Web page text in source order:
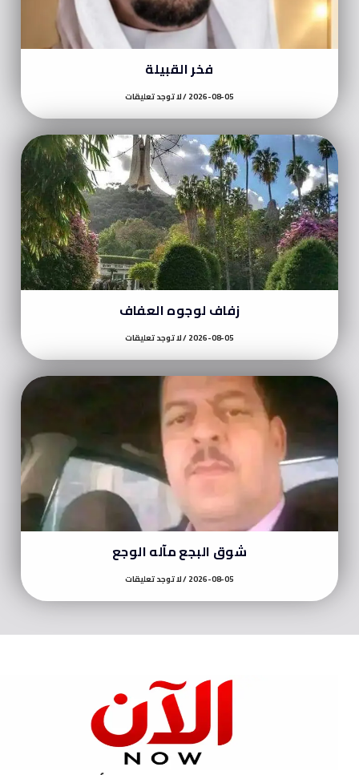
فخر القبيلة
2026-08-05 لا توجد تعليقات
زفاف لوجوه العفاف
2026-08-05 لا توجد تعليقات
شوق البجع مآله الوجع
2026-08-05 لا توجد تعليقات